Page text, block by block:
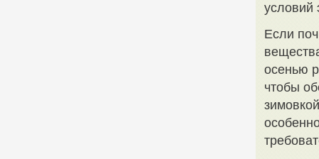
условий
Если
осенью
чтобы